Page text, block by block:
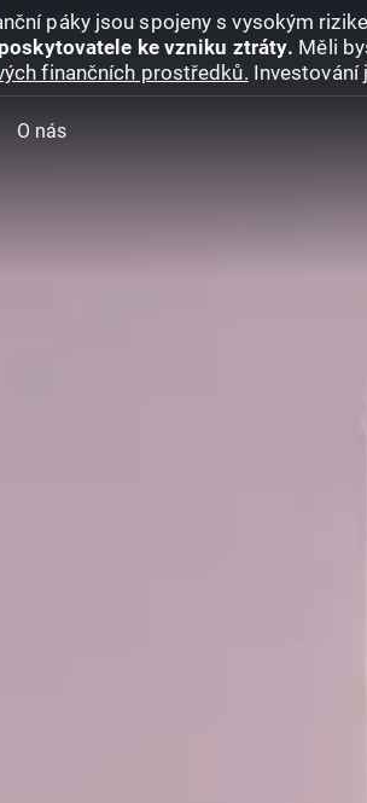
páky jsou spojeny s vysokým
ke vzniku ztráty. Měli
finančních prostředků. Investování
O nás